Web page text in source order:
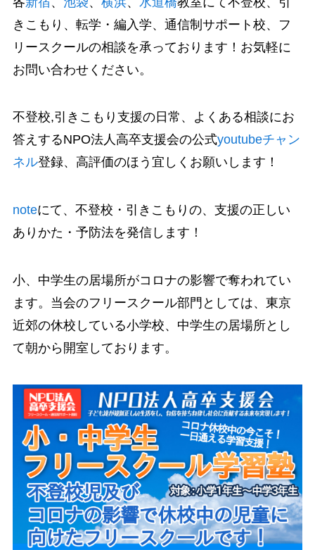
きこもり、転学・編入学、通信制サポート校、フ
リースクールの相談を承っております！お気軽に
お問い合わせください。
不登校,引きこもり支援の日常、よくある相談にお
答えするNPO法人高卒支援会の公式youtubeチャン
ネル登録、高評価のほう宜しくお願いします！
noteにて、不登校・引きこもりの、支援の正しい
ありかた・予防法を発信します！
小、中学生の居場所がコロナの影響で奪われてい
ます。当会のフリースクール部門としては、東京
近郊の休校している小学校、中学生の居場所とし
て朝から開室しております。